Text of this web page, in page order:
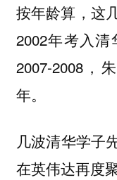
按年龄算，这
2002年考入
2007-2008，
年。
几波清华学子
在英伟达再度聚